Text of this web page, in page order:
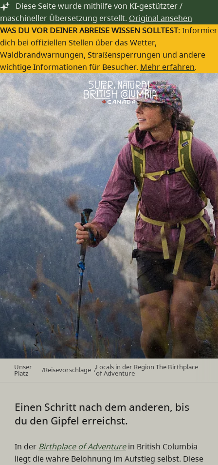
Zum Hauptinhalt springen
Diese Seite wurde mithilfe von KI-gestützter /
maschineller Übersetzung erstellt. Original ansehen
WAS DU VOR DEINER ABREISE WISSEN SOLLTEST:
dich bei offiziellen Stellen über das Wetter,
Waldbrandwarnungen, Straßensperrungen und andere
wichtige Informationen für Besucher. Mehr erfahren.
Birthplace of Adventure
Locals in der Region The
Birthplace of Adventure
Unser
Platz /Reisevorschläge /Locals in der Region The Birthplace
of Adventure
Einen Schritt nach dem anderen, bis
du den Gipfel erreichst.
In der Birthplace of Adventurein British Columbia
liegt die wahre Belohnung im Aufstieg selbst. Diese